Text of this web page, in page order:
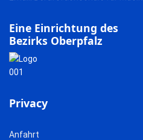
Eine Einrichtung des
Bezirks Oberpfalz
Privacy
Anfahrt